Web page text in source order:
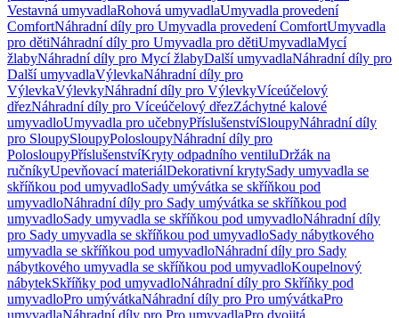
Vestavná umyvadlaRohová umyvadlaUmyvadla provedení
ComfortNáhradní díly pro Umyvadla provedení ComfortUmyvadla
pro dětiNáhradní díly pro Umyvadla pro dětiUmyvadlaMycí
žlabyNáhradní díly pro Mycí žlabyDalší umyvadlaNáhradní díly pro
Další umyvadlaVýlevkaNáhradní díly pro
VýlevkaVýlevkyNáhradní díly pro VýlevkyVíceúčelový
dřezNáhradní díly pro Víceúčelový dřezZáchytné kalové
umyvadloUmyvadla pro učebnyPříslušenstvíSloupyNáhradní díly
pro SloupySloupyPolosloupyNáhradní díly pro
PolosloupyPříslušenstvíKryty odpadního ventiluDržák na
ručníkyUpevňovací materiálDekorativní krytySady umyvadla se
skříňkou pod umyvadloSady umývátka se skříňkou pod
umyvadloNáhradní díly pro Sady umývátka se skříňkou pod
umyvadloSady umyvadla se skříňkou pod umyvadloNáhradní díly
pro Sady umyvadla se skříňkou pod umyvadloSady nábytkového
umyvadla se skříňkou pod umyvadloNáhradní díly pro Sady
nábytkového umyvadla se skříňkou pod umyvadloKoupelnový
nábytekSkříňky pod umyvadloNáhradní díly pro Skříňky pod
umyvadloPro umývátkaNáhradní díly pro Pro umývátkaPro
umyvadlaNáhradní díly pro Pro umyvadlaPro dvojitá